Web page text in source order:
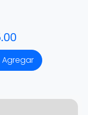
Agregar